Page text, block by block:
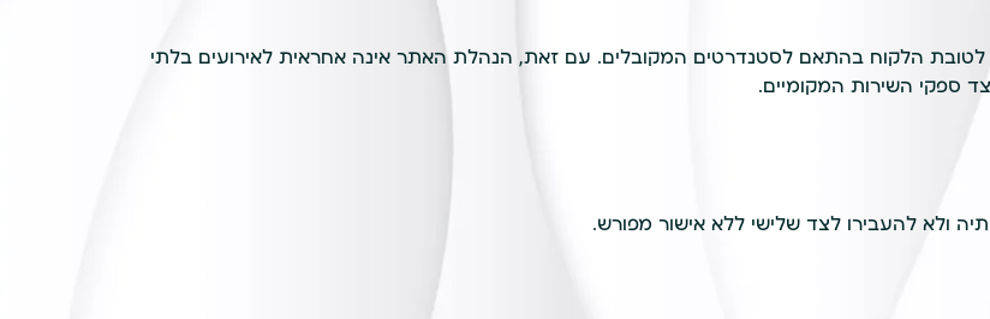
לטובת הלקוח בהתאם לסטנדרטים המקובלים. עם זאת, הנהלת האתר אינה אחראית לאירועים בלתי
ספקי השירות המקומיים.
ולא להעבירו לצד שלישי ללא אישור מפורש.